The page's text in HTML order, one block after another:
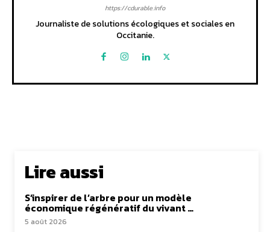
https://cdurable.info
Journaliste de solutions écologiques et sociales en
Occitanie.
Lire aussi
S’inspirer de l’arbre pour un modèle
économique régénératif du vivant …
5 août 2026